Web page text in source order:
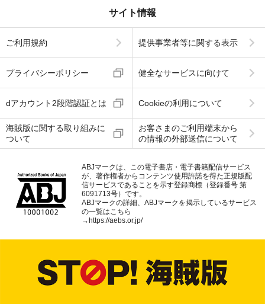
サイト情報
ご利用規約 提供事業者等に関する表示
プライバシーポリシー 健全なサービスに向けて
dアカウント2段階認証とは Cookieの利用について
海賊版に関する取り組みに
ついて
お客さまのご利用端末から
の情報の外部送信について
ABJマークは、この電子書店・電子書籍配信サービス
が、著作権者からコンテンツ使用許諾を得た正規版配
信サービスであることを示す登録商標（登録番号 第
6091713号）です。
ABJマークの詳細、ABJマークを掲示しているサービス
の一覧はこちら
→https://aebs.or.jp/